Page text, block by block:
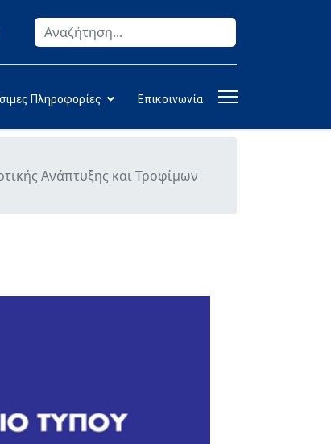
Αναζήτηση
Πληροφορίες Επικοινωνία
Ανάπτυξης και Τροφίμων